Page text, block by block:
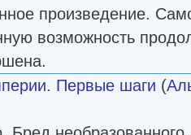
произведение.
возможность
Первые шаги (